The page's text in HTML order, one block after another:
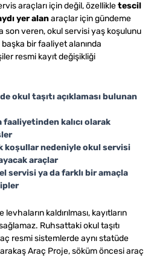
araçları için değil, özellikletescil
yer alanaraçlar için gündeme
son veren, okul servisi yaş koşulunu
başka bir faaliyet alanında
resmi kayıt değişikliği
okul taşıtı açıklaması bulunan
faaliyetinden kalıcı olarak
koşullar nedeniyle okul servisi
araçlar
servisi ya da farklı bir amaçla
kaldırılması, kayıtların
Ruhsattaki okul taşıtı
resmi sistemlerde aynı statüde
Araç Proje, söküm öncesi araç